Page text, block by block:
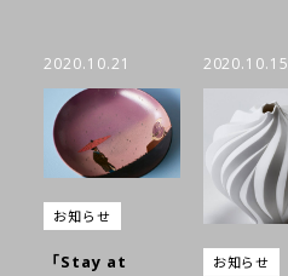
2020.10.21
お知らせ
「Stay at
2020.10.15
お知らせ